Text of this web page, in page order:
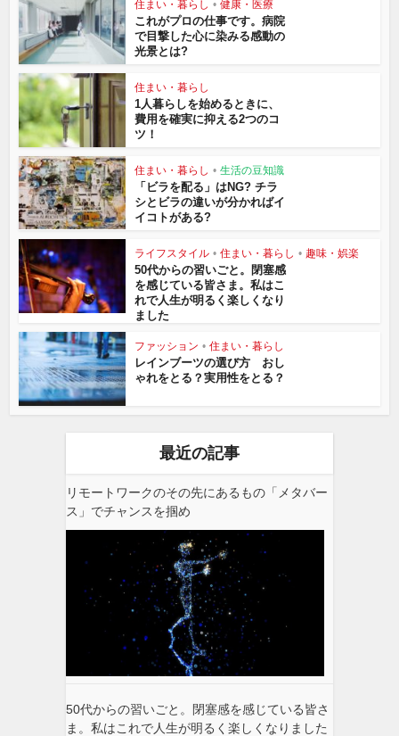
住まい・暮らし • 健康・医療
これがプロの仕事です。病院
で目撃した心に染みる感動の
光景とは?
住まい・暮らし
1人暮らしを始めるときに、
費用を確実に抑える2つのコ
ツ！
住まい・暮らし • 生活の豆知識
「ビラを配る」はNG? チラ
シとビラの違いが分かればイ
イコトがある?
ライフスタイル • 住まい・暮らし • 趣味・娯楽
50代からの習いごと。閉塞感
を感じている皆さま。私はこ
れで人生が明るく楽しくなり
ました
ファッション • 住まい・暮らし
レインブーツの選び方 おし
ゃれをとる？実用性をとる？
最近の記事
リモートワークのその先にあるもの「メタバー
ス」でチャンスを掴め
50代からの習いごと。閉塞感を感じている皆さ
ま。私はこれで人生が明るく楽しくなりました